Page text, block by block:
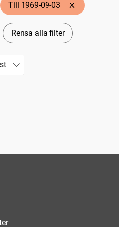
Till 1969-09-03
Rensa alla filter